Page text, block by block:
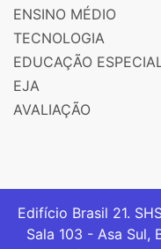
ENSINO MÉDIO
TECNOLOGIA
EDUCAÇÃO
EJA
AVALIAÇÃO
Edifício Brasil 21.
Sala 103 - Asa Sul,